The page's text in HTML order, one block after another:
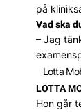
på
Vad ska
– Jag
Lotta
LOTTA
Hon går